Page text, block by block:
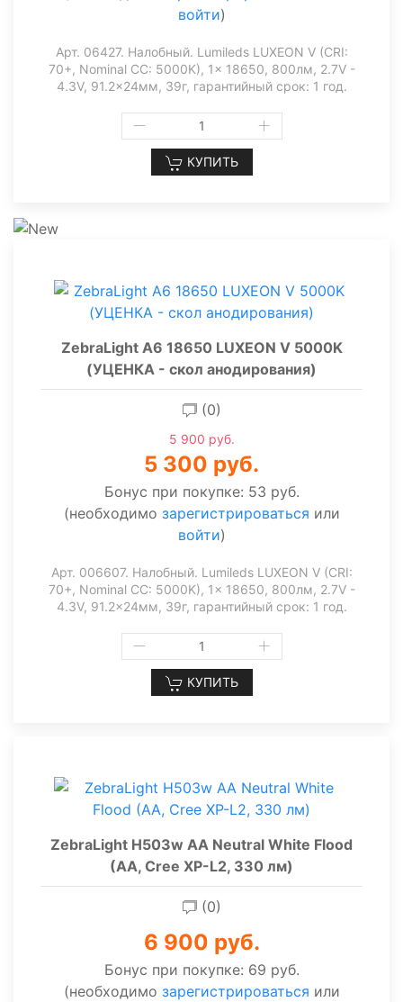
войти)
Арт. 06427. Налобный. Lumileds LUXEON V (CRI:
70+, Nominal CC: 5000K), 1x 18650, 800лм, 2.7V -
4.3V, 91.2x24мм, 39г, гарантийный срок: 1 год.
КУПИТЬ
ZebraLight A6 18650 LUXEON V 5000K
(УЦЕНКА - скол анодирования)
(0)
5 900 руб.
5 300 руб.
Бонус при покупке: 53 руб.
(необходимо зарегистрироваться или
войти)
Арт. 006607. Налобный. Lumileds LUXEON V (CRI:
70+, Nominal CC: 5000K), 1x 18650, 800лм, 2.7V -
4.3V, 91.2x24мм, 39г, гарантийный срок: 1 год.
КУПИТЬ
ZebraLight H503w AA Neutral White Flood
(AA, Cree XP-L2, 330 лм)
(0)
6 900 руб.
Бонус при покупке: 69 руб.
(необходимо зарегистрироваться или